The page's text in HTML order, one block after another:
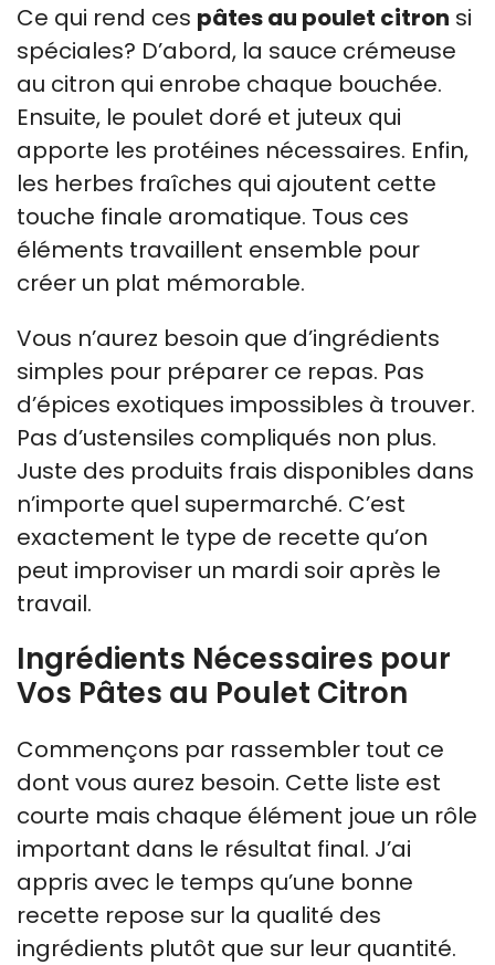
Ce qui rend ces pâtes au poulet citron si
spéciales? D’abord, la sauce crémeuse
au citron qui enrobe chaque bouchée.
Ensuite, le poulet doré et juteux qui
apporte les protéines nécessaires. Enfin,
les herbes fraîches qui ajoutent cette
touche finale aromatique. Tous ces
éléments travaillent ensemble pour
créer un plat mémorable.
Vous n’aurez besoin que d’ingrédients
simples pour préparer ce repas. Pas
d’épices exotiques impossibles à trouver.
Pas d’ustensiles compliqués non plus.
Juste des produits frais disponibles dans
n’importe quel supermarché. C’est
exactement le type de recette qu’on
peut improviser un mardi soir après le
travail.
Ingrédients Nécessaires pour
Vos Pâtes au Poulet Citron
Commençons par rassembler tout ce
dont vous aurez besoin. Cette liste est
courte mais chaque élément joue un rôle
important dans le résultat final. J’ai
appris avec le temps qu’une bonne
recette repose sur la qualité des
ingrédients plutôt que sur leur quantité.